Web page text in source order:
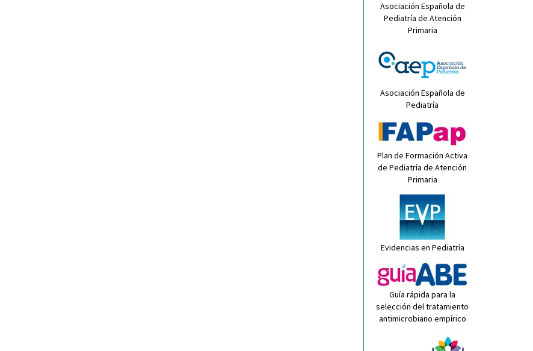
Asociación Española de
Pediatría de Atención
Primaria
Asociación Española de
Pediatría
Plan de Formación Activa
de Pediatría de Atención
Primaria
Evidencias en Pediatría
Guía rápida para la
selección del tratamiento
antimicrobiano empírico